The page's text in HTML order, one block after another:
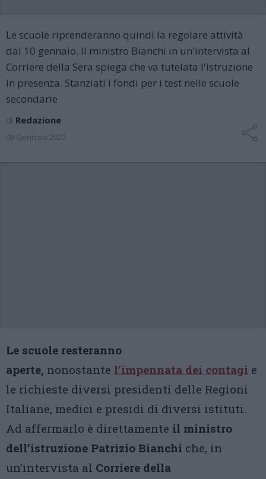
Le scuole riprenderanno quindi la regolare attività
dal 10 gennaio. Il ministro Bianchi in un'intervista al
Corriere della Sera spiega che va tutelata l'istruzione
in presenza. Stanziati i fondi per i test nelle scuole
secondarie
di Redazione
08 Gennaio 2022
Le scuole resteranno
aperte, nonostante l’impennata dei contagi e
le richieste diversi presidenti delle Regioni
Italiane, medici e presidi di diversi istituti.
Ad affermarlo è direttamente il ministro
dell’istruzione Patrizio Bianchi che, in
un’intervista al Corriere della